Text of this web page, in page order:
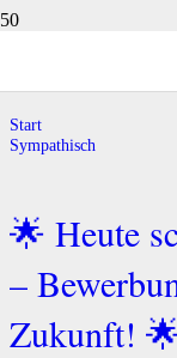
Start
Sympathisch
🌟 Heute
–
Zukunft!